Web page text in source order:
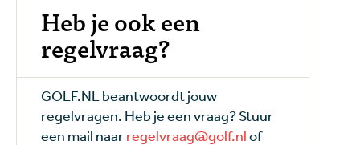
Heb je ook een
regelvraag?
GOLF.NL beantwoordt jouw
regelvragen. Heb je een vraag? Stuur
een mail naarregelvraag@golf.nlof